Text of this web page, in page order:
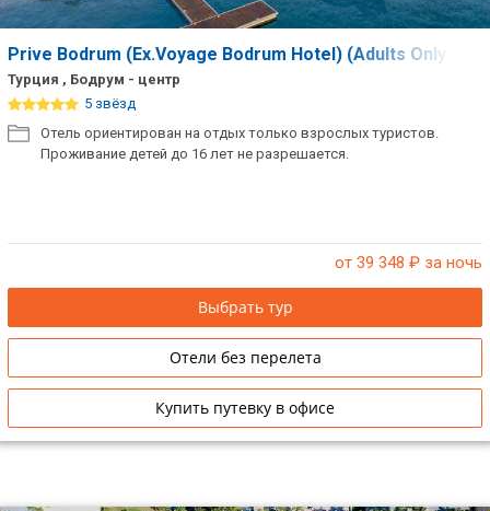
Prive Bodrum (Ex.Voyage Bodrum Hotel) (Adults Only
Турция , Бодрум - центр
5 звёзд
Отель ориентирован на отдых только взрослых туристов.
Проживание детей до 16 лет не разрешается.
от 39 348 ₽ за ночь
Выбрать тур
Отели без перелета
Купить путевку в офисе